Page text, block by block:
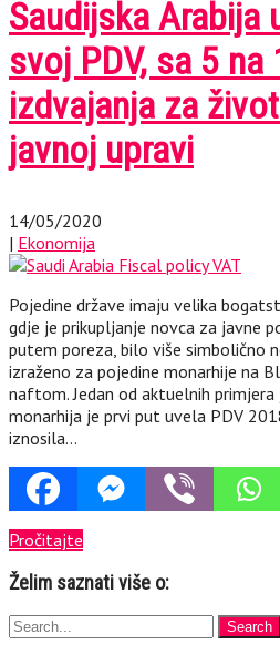
Saudijska Arabija
svoj PDV, sa 5 na
izdvajanja za
javnoj upravi
14/05/2020
| Ekonomija
Pojedine države imaju velika
gdje je prikupljanje novca za javne
putem poreza, bilo više simbolično
izraženo za pojedine monarhije na
naftom. Jedan od aktuelnih primjera
monarhija je prvi put uvela PDV
iznosila…
Pročitajte
Želim saznati više o: